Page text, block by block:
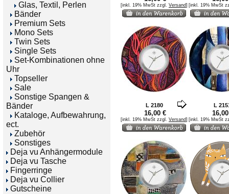
Glas, Textil, Perlen
Bänder
Premium Sets
Mono Sets
Twin Sets
Single Sets
Set-Kombinationen ohne
Uhr
Topseller
Sale
Sonstige Spangen &
Bänder
Kataloge, Aufbewahrung,
ect.
Zubehör
Sonstiges
Deja vu Anhängermodule
Deja vu Tasche
Fingerringe
Deja vu Collier
Gutscheine
[inkl. 19% MwSt zzgl. Versand] [inkl. 19% MwSt
L 2180 L
16,00 €
[inkl. 19% MwSt zzgl. Versand] [inkl. 19% MwSt